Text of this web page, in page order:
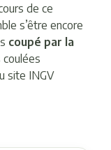
de ce
s’être encore
coupé par la
coulées
site INGV